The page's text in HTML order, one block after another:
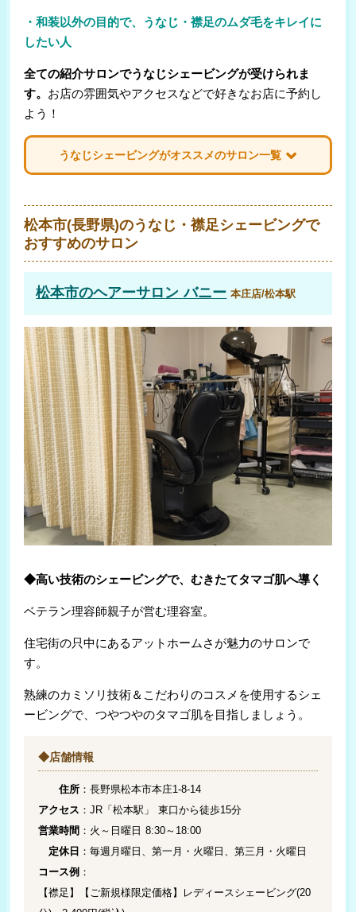
サロン名
コース価格
プリュス
(茅野/茅野市)
￥5,000
・和装以外の目的で、うなじ・襟足のムダ毛をキレイに
したい人
全ての紹介サロンでうなじシェービングが受けられま
す。 お店の雰囲気やアクセスなどで好きなお店に予約し
よう！
うなじシェービングがオススメのサロン一覧
バニー
(松本/松本市)
￥2,700
(島内/松本市)
￥3,500
ARAKAWA homme
(笹賀/松本市)
￥6,200
寺島
(上田/上田市)
￥5,830
ふぁむ
(住吉/上田市)
￥2,900
ぷしゅけ
(神畑/上田市)
￥2,100
カットマン
(中野松川/中野市)
￥5,000
hair salon nico
(竹原/中野市)
￥4,300
Lavandula
(信濃松川/北安曇郡)
￥3,000
松本市(長野県)のうなじ・襟足シェービングで
おすすめのサロン
松本市のヘアーサロン バニー 本庄店/松本駅
◆高い技術のシェービングで、むきたてタマゴ肌へ導く
ベテラン理容師親子が営む理容室。
住宅街の只中にあるアットホームさが魅力のサロンで
す。
熟練のカミソリ技術＆こだわりのコスメを使用するシェ
ービングで、つやつやのタマゴ肌を目指しましょう。
◆店舗情報
住所 ：長野県松本市本庄1-8-14
アクセス ：JR「松本駅」 東口から徒歩15分
営業時間 ：火～日曜日 8:30～18:00
定休日 ：毎週月曜日、第一月・火曜日、第三月・火曜日
コース例 ：
【襟足】【ご新規様限定価格】レディースシェービング(20